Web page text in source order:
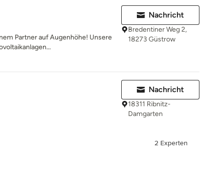
Partner auf Augenhöhe! Unsere
Nachricht
Bredentiner Weg 2,
18273 Güstrow
Nachricht
18311 Ribnitz-
Damgarten
2 Experten